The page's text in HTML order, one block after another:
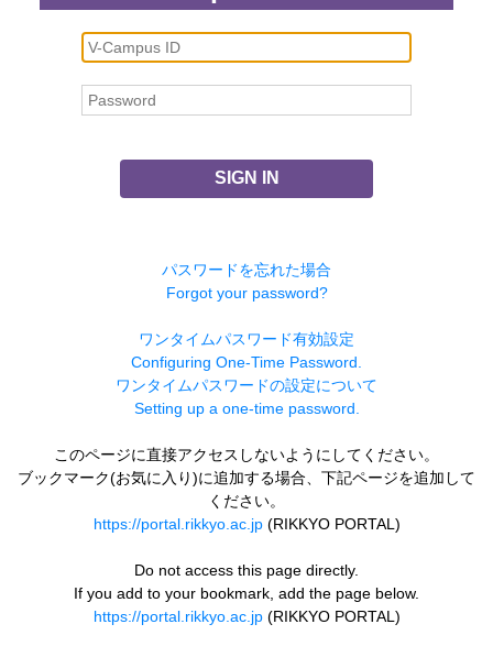
SIGN IN
パスワードを忘れた場合
Forgot your password?
ワンタイムパスワード有効設定
Configuring One-Time Password.
ワンタイムパスワードの設定について
Setting up a one-time password.
このページに直接アクセスしないようにしてください。
ブックマーク(お気に入り)に追加する場合、下記ページを追加して
ください。
https://portal.rikkyo.ac.jp(RIKKYO PORTAL)
Do not access this page directly.
If you add to your bookmark, add the page below.
https://portal.rikkyo.ac.jp(RIKKYO PORTAL)